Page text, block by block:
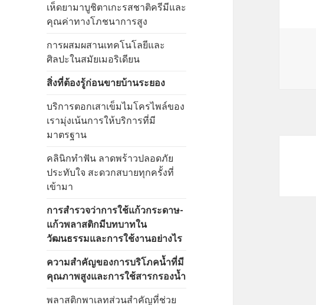
เห็ดยามาบูชิตาเกะรสชาติครีมีและ
คุณค่าทางโภชนาการสูง
การผสมผสานเทคโนโลยีและ
ศิลปะในสมัยเมอริเดียน
สิ่งที่ต้องรู้ก่อนขายบ้านระยอง
บริการตอกเสาเข็มไมโครไพล์ของ
เรามุ่งเน้นการให้บริการที่มี
มาตรฐาน
คลินิกทำฟัน ลาดพร้าวปลอดภัย
ประทับใจ สะดวกสบายทุกครั้งที่
เข้ามา
การสำรวจว่าการใช้แก้วกระดาษ-
แก้วพลาสติกมีบทบาทใน
วัฒนธรรมและการใช้งานอย่างไร
ความสำคัญของการบริโภคน้ำที่มี
คุณภาพสูงและการใช้สารกรองน้ำ
พลาสติกพาเลทส่วนสำคัญที่ช่วย